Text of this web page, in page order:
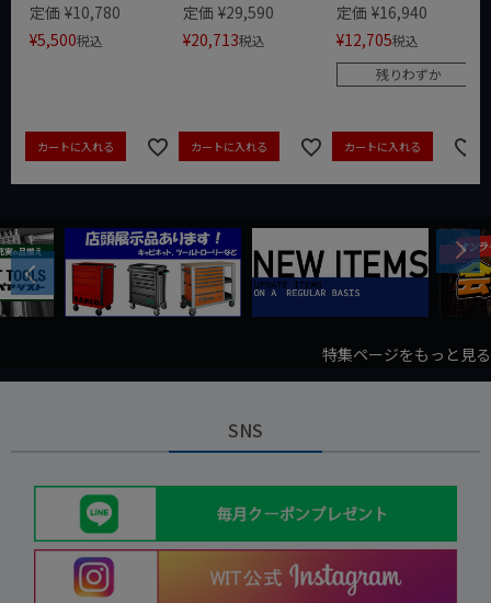
定価 ¥10,780
¥5,500税込
カートに入れる
定価 ¥29,590
¥20,713税込
カートに入れる
定価 ¥16,940
¥12,705税込
残りわずか
カートに入れる
Previous
Next
特集ページをもっと見る
SNS